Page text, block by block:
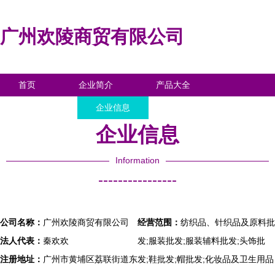
广州欢陵商贸有限公司
首页 企业简介 产品大全
企业信息
企业信息
Information
----------------
公司名称： 广州欢陵商贸有限公司
法人代表： 秦欢欢
注册地址： 广州市黄埔区荔联街道东
经营范围： 纺织品、针织品及原料批
发;服装批发;服装辅料批发;头饰批
发;鞋批发;帽批发;化妆品及卫生用品